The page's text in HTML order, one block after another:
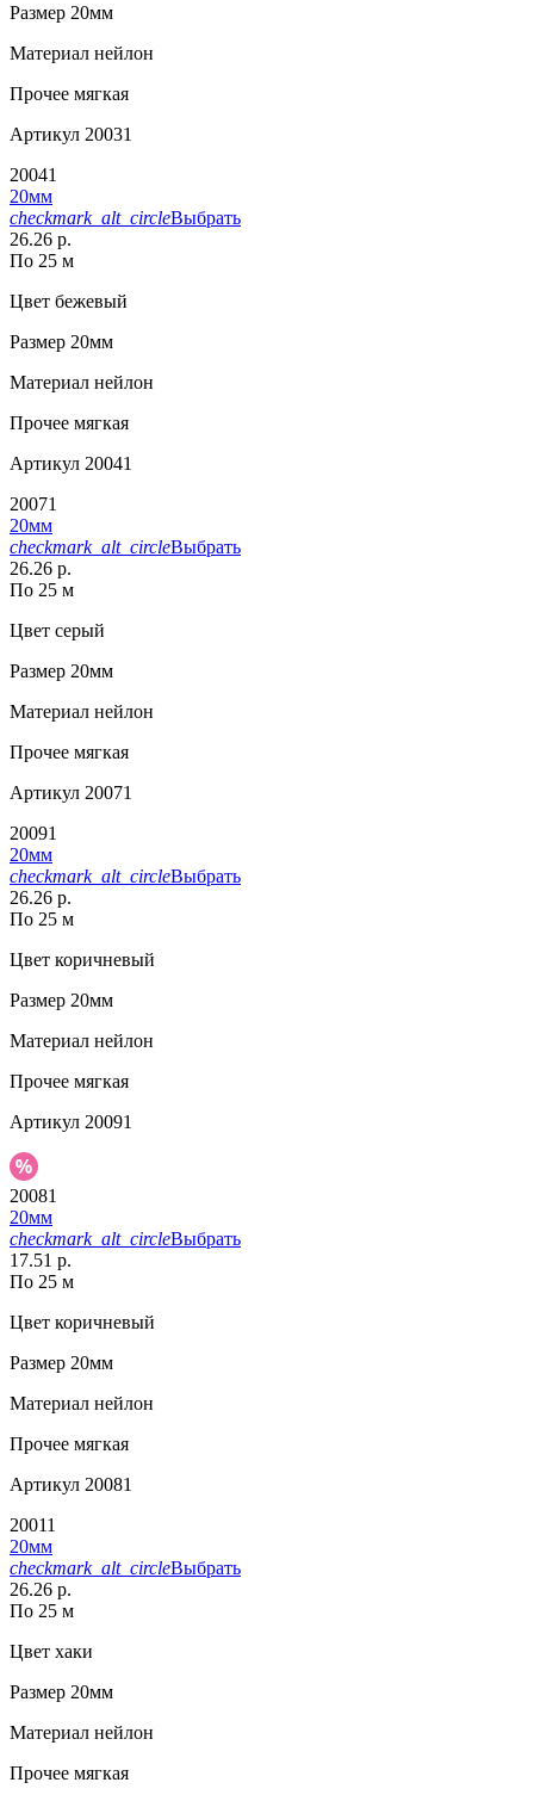
Размер 20мм
Материал нейлон
Прочее мягкая
Артикул 20031
20041
20мм
checkmark_alt_circleВыбрать
26.26 р.
По 25 м
Цвет бежевый
Размер 20мм
Материал нейлон
Прочее мягкая
Артикул 20041
20071
20мм
checkmark_alt_circleВыбрать
26.26 р.
По 25 м
Цвет серый
Размер 20мм
Материал нейлон
Прочее мягкая
Артикул 20071
20091
20мм
checkmark_alt_circleВыбрать
26.26 р.
По 25 м
Цвет коричневый
Размер 20мм
Материал нейлон
Прочее мягкая
Артикул 20091
20081
20мм
checkmark_alt_circleВыбрать
17.51 р.
По 25 м
Цвет коричневый
Размер 20мм
Материал нейлон
Прочее мягкая
Артикул 20081
20011
20мм
checkmark_alt_circleВыбрать
26.26 р.
По 25 м
Цвет хаки
Размер 20мм
Материал нейлон
Прочее мягкая